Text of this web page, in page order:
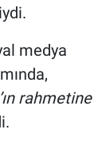
medya
rahmetine